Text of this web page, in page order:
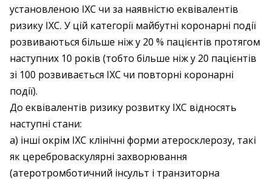
установленою ІХС чи за наявністю еквівалентів
ризику ІХС. У цій категорії майбутні коронарні події
розвиваються більше ніж у 20 % пацієнтів протягом
наступних 10 років (тобто більше ніж у 20 пацієнтів
зі 100 розвивається ІХС чи повторні коронарні
події).
До еквівалентів ризику розвитку ІХС відносять
наступні стани:
а) інші окрім ІХС клінічні форми атеросклерозу, такі
як цереброваскулярні захворювання
(атеротромботичний інсульт і транзиторна